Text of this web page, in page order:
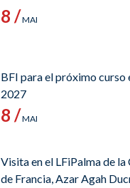
8 /MAI
BFI para el próximo curso
2027
8 /MAI
Visita en el LFiPalma de la
de Francia, Azar Agah